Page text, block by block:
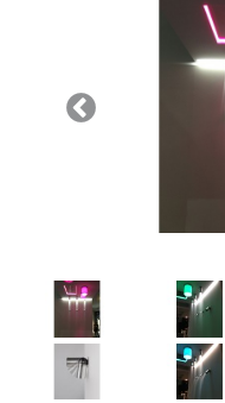
Sauna und Hamam
Kamin
Outlet
Unternehmen